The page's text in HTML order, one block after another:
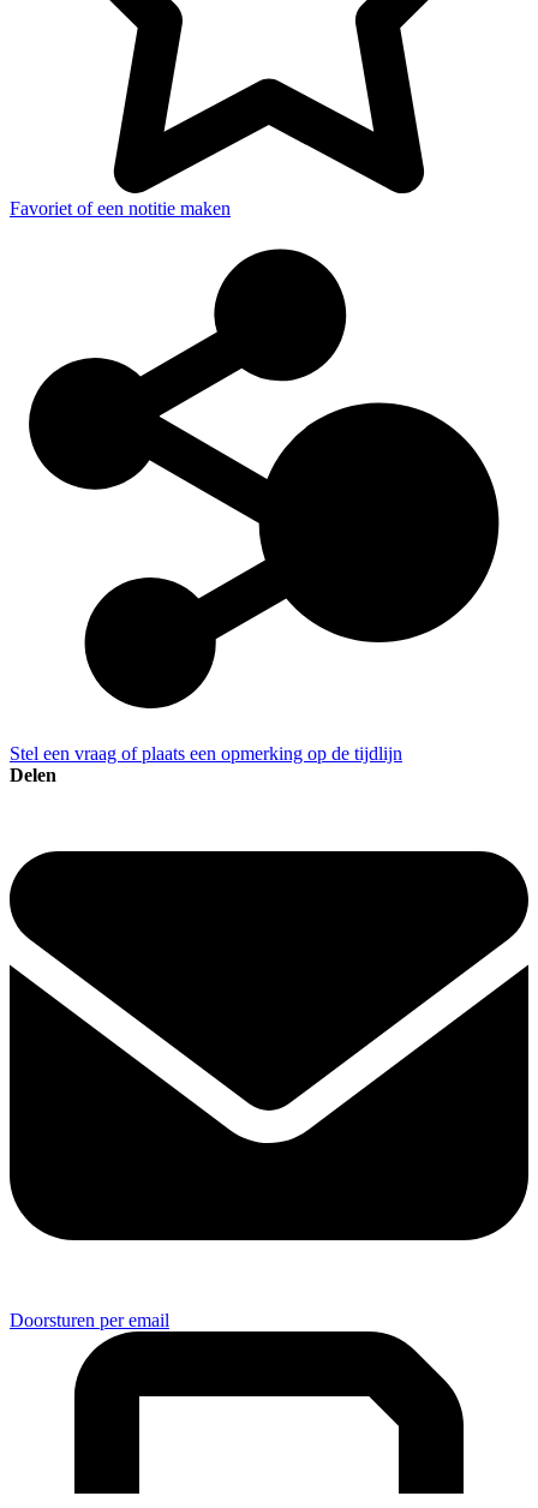
Favoriet of een notitie maken
Stel een vraag of plaats een opmerking op de tijdlijn
Delen
Doorsturen per email